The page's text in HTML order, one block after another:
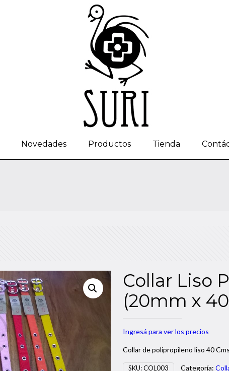
Novedades Productos Tienda
Collar Liso
(20mm x
Ingresá para ver los precios
Collar de polipropileno liso 40
SKU:COL003 Categoría: